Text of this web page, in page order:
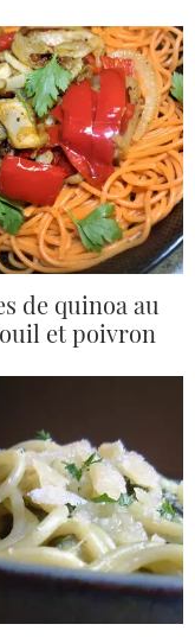
de quinoa au
et poivron